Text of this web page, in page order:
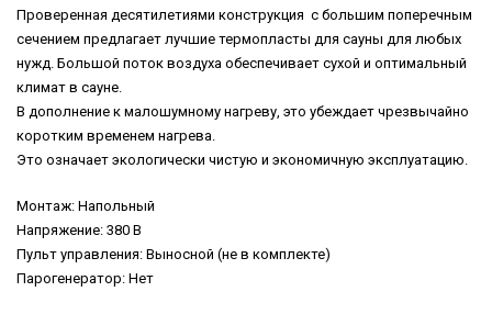
Проверенная десятилетиями конструкция с большим поперечным
сечением предлагает лучшие термопласты для сауны для любых
нужд. Большой поток воздуха обеспечивает сухой и оптимальный
климат в сауне.
В дополнение к малошумному нагреву, это убеждает чрезвычайно
коротким временем нагрева.
Это означает экологически чистую и экономичную эксплуатацию.
Монтаж: Напольный
Напряжение: 380 В
Пульт управления: Выносной (не в комплекте)
Парогенератор: Нет